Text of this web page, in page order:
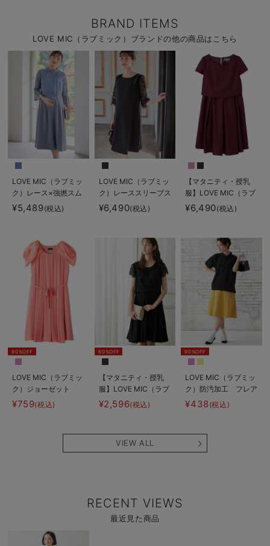
BRAND ITEMS
LOVE MIC（ラブミック）ブランドの他の商品はこちら
LOVE MIC（ラブミッ
ク）レース×強撚スム
ースフレアーワンピー
ス マタニティ・授乳
¥5,489(税込)
LOVE MIC（ラブミッ
ク）レーススリーブス
トレッチジョーゼット
ワンピース マタニテ
長く使える】
¥6,490(税込)
【マタニティ・授乳
服】LOVE MIC（ラブ
ミック）シャンタンハ
ートネックフレアワン
¥6,490(税込)
90%OFF
LOVE MIC（ラブミッ
ク）ジョーゼット
2WAYタックワンピー
¥759(税込)
60%OFF
【マタニティ・授乳
服】LOVE MIC（ラブ
ミック）レースビスチ
ェワンピース【出産後
¥2,596(税込)
90%OFF
LOVE MIC（ラブミッ
ク）防汚加工 フレア
スカート
¥438(税込)
VIEW ALL
RECENT VIEWS
最近見た商品